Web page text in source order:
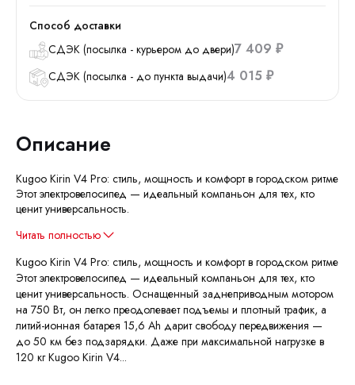
Способ доставки
СДЭК (посылка - курьером до двери)7 409 ₽
СДЭК (посылка - до пункта выдачи)4 015 ₽
Описание
Kugoo Kirin V4 Pro: стиль, мощность и комфорт в городском ритме
Этот электровелосипед — идеальный компаньон для тех, кто
ценит универсальность.
Читать полностью
Kugoo Kirin V4 Pro: стиль, мощность и комфорт в городском ритме
Этот электровелосипед — идеальный компаньон для тех, кто
ценит универсальность. Оснащенный заднеприводным мотором
на 750 Вт, он легко преодолевает подъемы и плотный трафик, а
литий-ионная батарея 15,6 Ah дарит свободу передвижения —
до 50 км без подзарядки. Даже при максимальной нагрузке в
120 кг Kugoo Kirin V4...